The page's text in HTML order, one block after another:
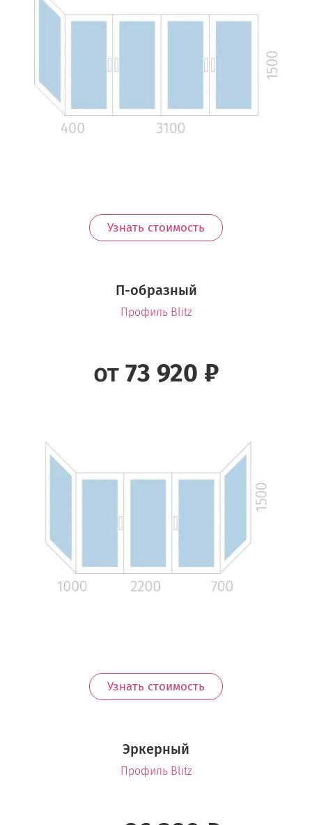
Узнать стоимость
П-образный
Профиль Blitz
от 73 920 ₽
Узнать стоимость
Эркерный
Профиль Blitz